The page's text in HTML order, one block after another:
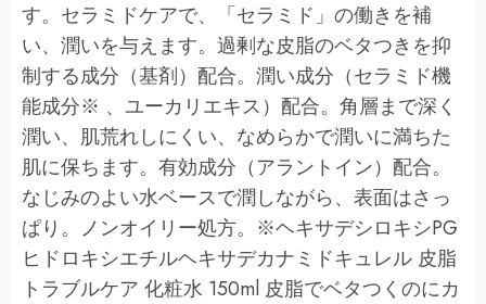
す。セラミドケアで、「セラミド」の働きを補
い、潤いを与えます。過剰な皮脂のベタつきを抑
制する成分（基剤）配合。潤い成分（セラミド機
能成分※ 、ユーカリエキス）配合。角層まで深く
潤い、肌荒れしにくい、なめらかで潤いに満ちた
肌に保ちます。有効成分（アラントイン）配合。
なじみのよい水ベースで潤しながら、表面はさっ
ぱり。ノンオイリー処方。※ヘキサデシロキシPG
ヒドロキシエチルヘキサデカナミドキュレル 皮脂
トラブルケア 化粧水 150ml 皮脂でベタつくのにカ